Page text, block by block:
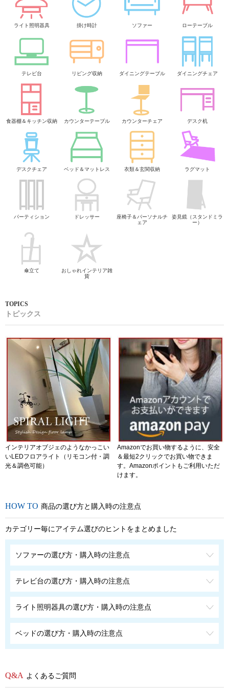
ライト照明器具 掛け時計 ソファー ローテーブル
テレビ台 リビング収納 ダイニングテーブル ダイニングチェア
食器棚＆キッチン収納 カウンターテーブル カウンターチェア デスク机
デスクチェア ベッド＆マットレス 衣類＆玄関収納 ラグマット
パーティション ドレッサー
座椅子＆パーソナルチ
ェア
姿見鏡（スタンドミラ
ー）
傘立て
おしゃれインテリア雑
貨
トピックス
インテリアオブジェのようなかっこい
いLEDフロアライト（リモコン付・調
光＆調色可能）
Amazonでお買い物するように、安全
＆最短2クリックでお買い物できま
す。Amazonポイントもご利用いただ
けます。
商品の選び方と購入時の注意点
カテゴリー毎にアイテム選びのヒントをまとめました
ソファーの選び方・購入時の注意点
テレビ台の選び方・購入時の注意点
ライト照明器具の選び方・購入時の注意点
ベッドの選び方・購入時の注意点
よくあるご質問